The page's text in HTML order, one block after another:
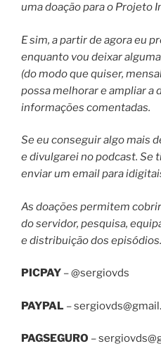
uma doação para o Projeto
E sim, a partir de agora eu
enquanto vou deixar
(do modo que quiser,
possa melhorar e ampliar a
informações comentadas.
Se eu conseguir algo mais
e divulgarei no podcast. Se
enviar um email para
As doações permitem
do servidor, pesquisa,
e distribuição dos episódios.
PICPAY – @sergiovds
PAYPAL –
PAGSEGURO –